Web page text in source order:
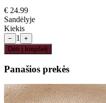
€ 24.99
Sandėlyje
Kiekis
− 1
+
Dėti į krepšelį
Panašios prekės